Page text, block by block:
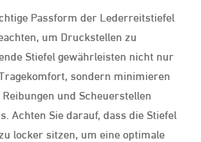
Passform der Lederreitstiefel
um Druckstellen zu
Stiefel gewährleisten nicht nur
sondern minimieren
und Scheuerstellen
Achten Sie darauf, dass die Stiefel
locker sitzen, um eine optimale